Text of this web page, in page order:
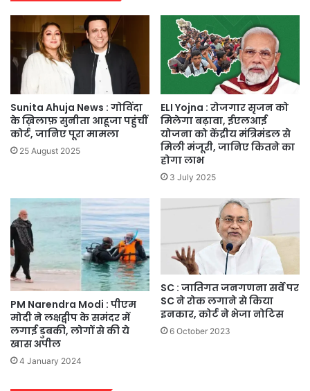
Sunita Ahuja News : गोविंदा
के ख़िलाफ़ सुनीता आहूजा पहुंचीं
कोर्ट, जानिए पूरा मामला
25 August 2025
ELI Yojna : रोजगार सृजन को
मिलेगा बढ़ावा, ईएलआई
योजना को केंद्रीय मंत्रिमंडल से
मिली मंजूरी, जानिए कितने का
होगा लाभ
3 July 2025
PM Narendra Modi : पीएम
मोदी ने लक्षद्वीप के समंदर में
लगाई डुबकी, लोगों से की ये
खास अपील
4 January 2024
SC : जातिगत जनगणना सर्वे पर
SC ने रोक लगाने से किया
इनकार, कोर्ट ने भेजा नोटिस
6 October 2023